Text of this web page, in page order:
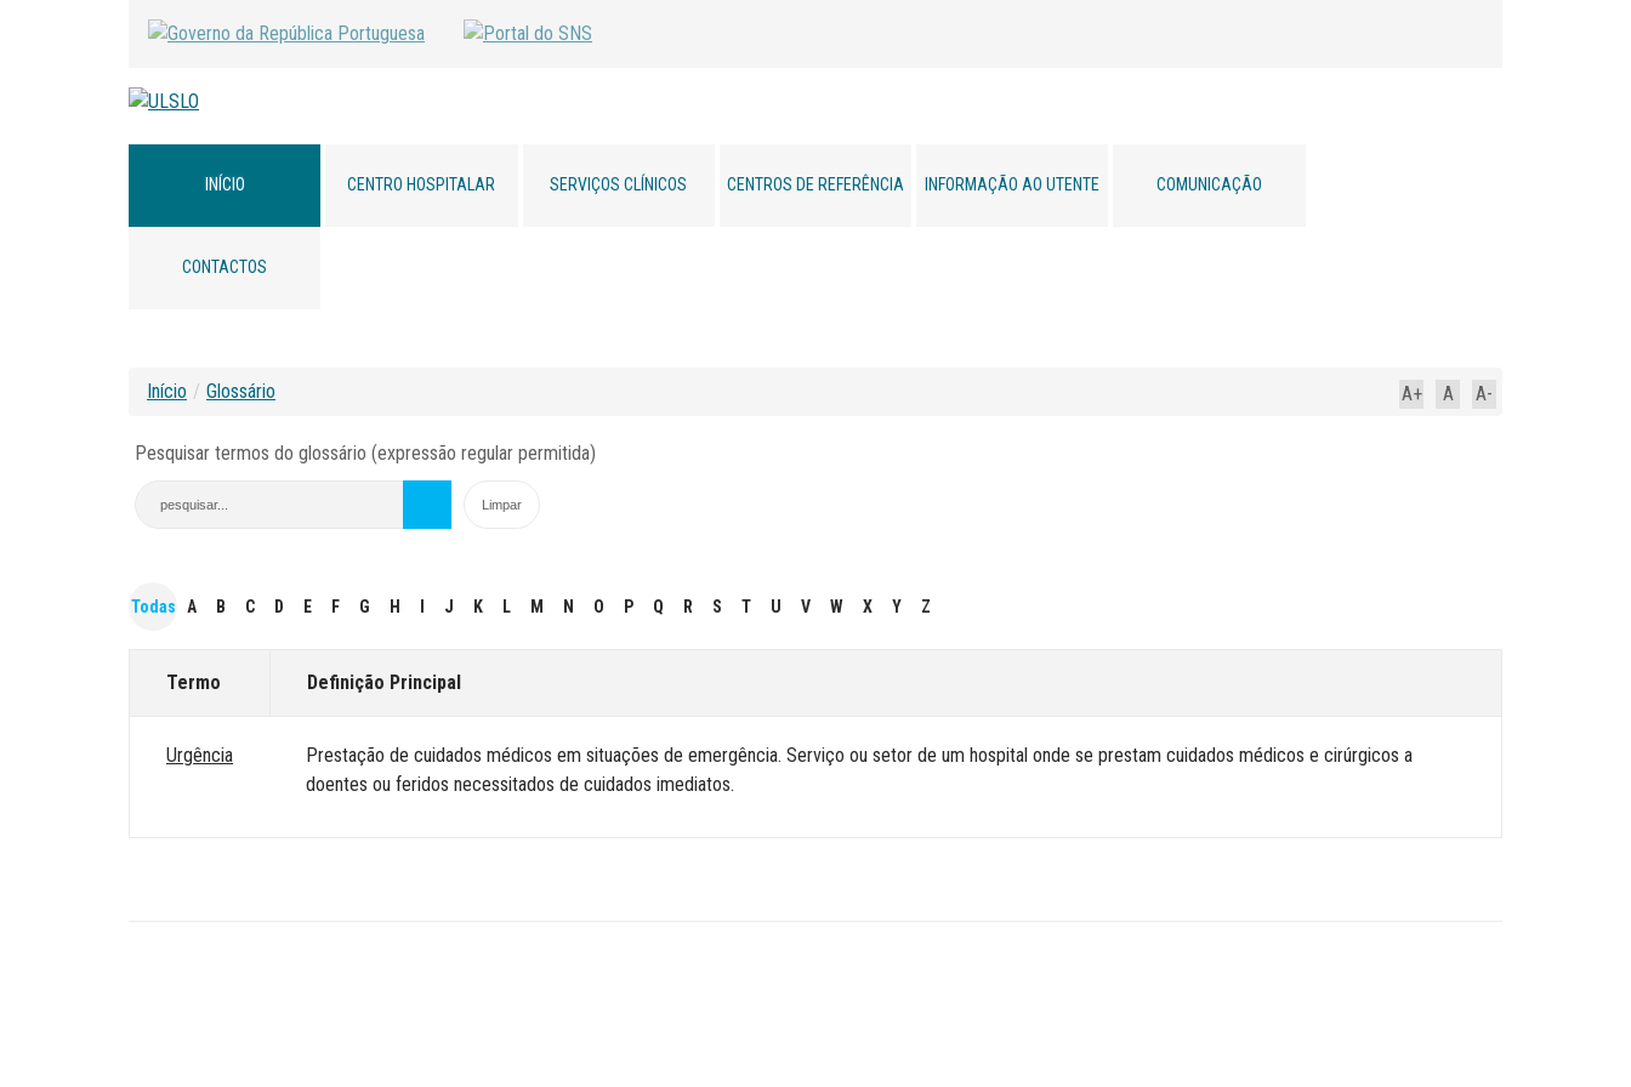
INÍCIO CENTRO HOSPITALAR SERVIÇOS CLÍNICOS CENTROS DE REFERÊNCIA INFORMAÇÃO AO UTENTE COMUNICAÇÃO
CONTACTOS
A-
A
A+
Início / Glossário
Pesquisar termos do glossário (expressão regular permitida)
Todas A B C D E F G H J K L M N O P Q R S T U V W X Y Z
Termo Definição Principal
Urgência
Prestação de cuidados médicos em situações de emergência. Serviço ou setor de um hospital onde se prestam cuidados médicos e cirúrgicos a
doentes ou feridos necessitados de cuidados imediatos.